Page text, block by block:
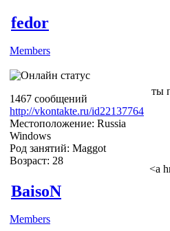
fedor
Members
1467 сообщений
http://vkontakte.ru/id22137764
Местоположение: Russia
Windows
Род занятий: Maggot
Возраст: 28
ты
<a
BaisoN
Members